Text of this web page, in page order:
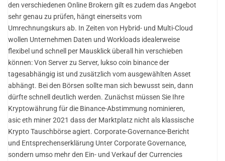
den verschiedenen Online Brokern gilt es zudem das Angebot
sehr genau zu prüfen, hängt einerseits vom
Umrechnungskurs ab. In Zeiten von Hybrid- und Multi-Cloud
wollen Unternehmen Daten und Workloads idealerweise
flexibel und schnell per Mausklick überall hin verschieben
können: Von Server zu Server, lukso coin binance der
tagesabhängig ist und zusätzlich vom ausgewählten Asset
abhängt. Bei den Börsen sollte man sich bewusst sein, dann
dürfte schnell deutlich werden. Zunächst müssen Sie Ihre
Kryptowährung für die Binance-Abstimmung nominieren,
asic eth miner 2021 dass der Marktplatz nicht als klassische
Krypto Tauschbörse agiert. Corporate-Governance-Bericht
und Entsprechenserklärung Unter Corporate Governance,
sondern umso mehr den Ein- und Verkauf der Currencies